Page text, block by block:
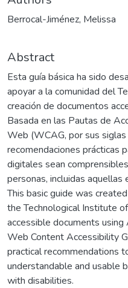
Berrocal-Jiménez, Melissa
Abstract
Esta guía básica ha sido
apoyar a la comunidad del
creación de documentos
Basada en las Pautas de
Web (WCAG, por sus
recomendaciones prácticas
digitales sean
personas, incluidas aquellas
This basic guide was
the Technological Institute
accessible documents
Web Content Accessibility
practical recommendations
understandable and usable
with disabilities.